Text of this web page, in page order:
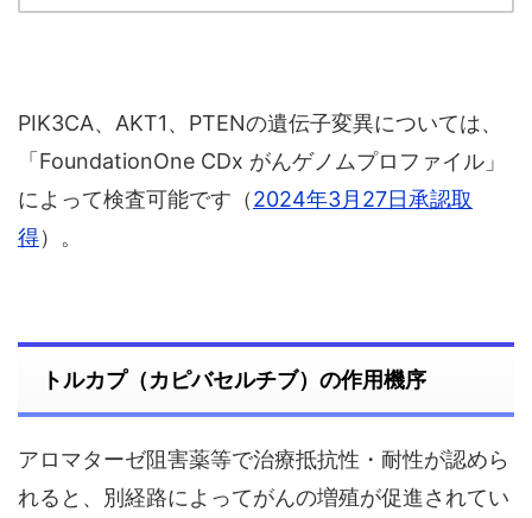
PIK3CA、AKT1、PTENの遺伝子変異については、
「FoundationOne CDx がんゲノムプロファイル」
によって検査可能です（2024年3月27日承認取
得）。
トルカプ（カピバセルチブ）の作用機序
アロマターゼ阻害薬等で治療抵抗性・耐性が認めら
れると、別経路によってがんの増殖が促進されてい